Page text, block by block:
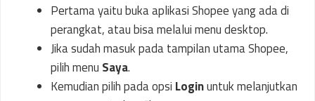
Pertama yaitu buka aplikasi Shopee yang ada di
perangkat, atau bisa melalui menu desktop.
Jika sudah masuk pada tampilan utama Shopee,
pilih menu Saya.
Kemudian pilih pada opsi Loginuntuk melanjutkan